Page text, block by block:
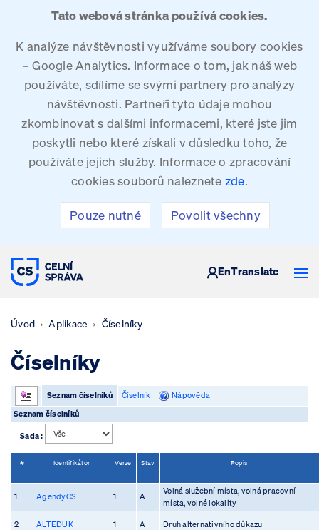
Tato webová stránka používá cookies.
K analýze návštěvnosti využíváme soubory cookies
– Google Analytics. Informace o tom, jak náš web
používáte, sdílíme se svými partnery pro analýzy
návštěvnosti. Partneři tyto údaje mohou
zkombinovat s dalšími informacemi, které jste jim
poskytli nebo které získali v důsledku toho, že
používáte jejich služby. Informace o zpracování
cookies souborů naleznete zde.
Pouze nutné Povolit všechny
CELNÍ SPRÁVA ČESKÉ REPUBLIKY
EnTranslate
Úvod Aplikace Číselníky
Číselníky
Seznam číselníků Číselník
Nápověda
Seznam číselníků
Sada :
# Identifikátor Verze Stav Popis
1 AgendyCS 1 A
Volná služební místa, volná pracovní
místa, volné lokality
2 ALTEDUK 1 A Druh alternativního důkazu